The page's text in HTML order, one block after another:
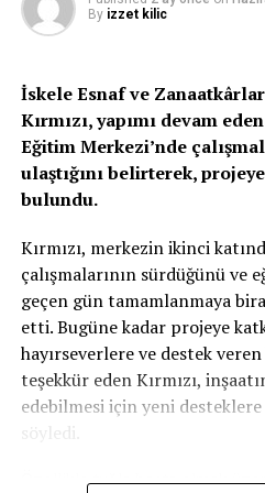
Ardından, KKTC hükümeti de
koronavirüs önlemleri
olmayanlara kapatılmasına
süresince alınan bazı
Kıbrıs’ta öğrenim gören
görenler için geçişlere izin
ilgili Cumhurbaşkanı Ersin
Nikos Anastasiadis, dün
görüşmeye BM Barış Gücü
da katılmıştı.
LOKMACI ESNAFI HAZIR
Öte yandan, özellikle yaya
By izzet kilic
İskele Esnaf ve
Kırmızı, yapımı devam
Eğitim Merkezi’nde
ulaştığını belirterek,
bulundu.
Kırmızı, merkezin ikinci
çalışmalarının sürdüğünü ve
geçen gün tamamlanmaya
etti. Bugüne kadar projeye
hayırseverlere ve destek
teşekkür eden Kırmızı,
edebilmesi için yeni
söyledi.
Özellikle tuğla başta olmak